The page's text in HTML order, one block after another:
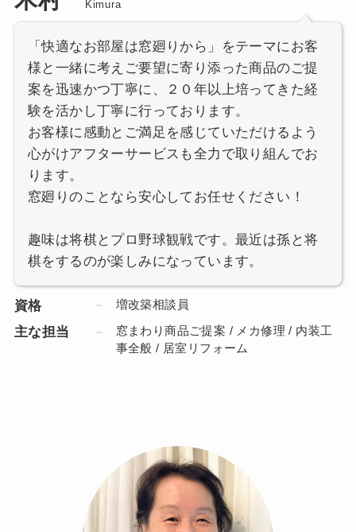
Kimura
「快適なお部屋は窓廻りから」をテーマにお客
様と一緒に考えご要望に寄り添った商品のご提
案を迅速かつ丁寧に、２０年以上培ってきた経
験を活かし丁寧に行っております。
お客様に感動とご満足を感じていただけるよう
心がけアフターサービスも全力で取り組んでお
ります。
窓廻りのことなら安心してお任せください！
趣味は将棋とプロ野球観戦です。最近は孫と将
棋をするのが楽しみになっています。
資格 増改築相談員
主な担当
窓まわり商品ご提案 / メカ修理 / 内装工
事全般 / 居室リフォーム